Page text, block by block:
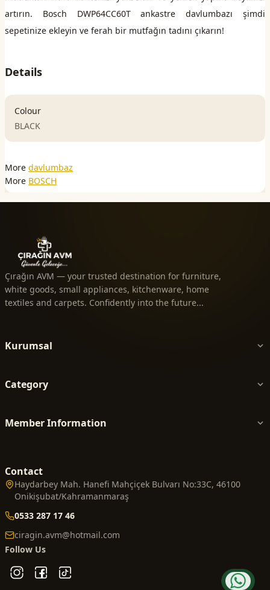
artırın. Bosch DWP64CC60T ankastre davlumbazı şimdi
sepetinize ekleyin ve ferah bir mutfağın tadını çıkarın!
Details
Colour
BLACK
More davlumbaz
More BOSCH
Çırağın AVM — your trusted destination for furniture,
white goods, small appliances, kitchenware, home
textiles and carpets. Confidently into the future...
Kurumsal
Category
Member Information
Contact
Haydarbey Mah. Hanefi Mahçiçek Bulvarı No:33C, 46100
Onikişubat/Kahramanmaraş
0533 287 17 46
ciragin.avm@hotmail.com
Follow Us